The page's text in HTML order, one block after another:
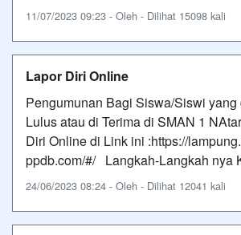
11/07/2023 09:23 - Oleh - Dilihat 15098 kali
Lapor Diri Online
Pengumunan Bagi Siswa/Siswi yang
Lulus atau di Terima di SMAN 1
Diri Online di Link ini :https://
ppdb.com/#/ Langkah-Langkah nya
24/06/2023 08:24 - Oleh - Dilihat 12041 kali